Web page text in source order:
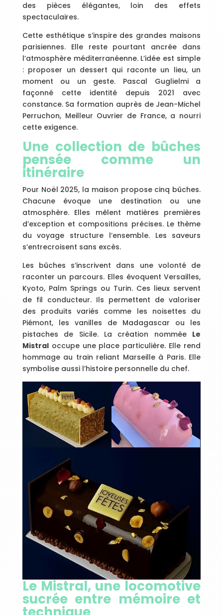
des pièces élégantes, loin des effets
spectaculaires.
Cette esthétique s’inspire des grandes maisons
parisiennes. Elle reste pourtant ancrée dans
l’atmosphère méditerranéenne. L’idée est simple
: proposer un dessert qui raconte un lieu, un
moment ou un geste. Pascal Guglielmi a
façonné cette identité depuis 2021 avec
constance. Sa formation auprès de Jean-Michel
Perruchon, Meilleur Ouvrier de France, a nourri
cette exigence.
Une collection de bûches
pensée comme un
itinéraire
Pour Noël 2025, la maison propose cinq bûches.
Chacune évoque une destination ou une
atmosphère. Elles mêlent matières premières
d’exception et compositions précises. Le thème
du voyage structure l’ensemble. Les saveurs
s’entrecroisent sans excès.
Les bûches s’inscrivent dans une volonté de
raconter un parcours. Elles évoquent Versailles,
Kyoto, Palm Springs ou Turin. Ces lieux servent
de fil conducteur. Ils permettent de valoriser
des produits variés comme les noisettes du
Piémont, les vanilles de Madagascar ou les
pistaches de Sicile. La création nommée Le
Mistraloccupe une place particulière. Elle rend
hommage au train reliant Marseille à Paris. Elle
symbolise aussi l’histoire personnelle du chef.
Le Mistral, une locomotive
sucrée entre mémoire et